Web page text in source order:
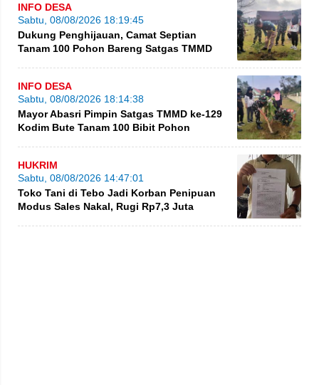
INFO DESA
Sabtu, 08/08/2026 18:19:45
Dukung Penghijauan, Camat Septian
Tanam 100 Pohon Bareng Satgas TMMD
INFO DESA
Sabtu, 08/08/2026 18:14:38
Mayor Abasri Pimpin Satgas TMMD ke-129
Kodim Bute Tanam 100 Bibit Pohon
HUKRIM
Sabtu, 08/08/2026 14:47:01
Toko Tani di Tebo Jadi Korban Penipuan
Modus Sales Nakal, Rugi Rp7,3 Juta